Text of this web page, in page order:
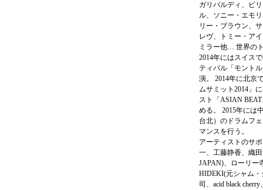
ガリバルディ、ビ
ル、ソニー・エモ
リー・ブラウン、
レヴ、トミー・ア
ミラー他… 世界の
2014年にはスイス
ティバル「モント
演。 2014年に北京
ムサミット2014」
スト「ASIAN
める。 2015年には
台北）のドラムフ
マンスを行う。
アーティストのサ
一、工藤静香、織
JAPAN)、ローリー
HIDEKI(元シャム
司、acid black